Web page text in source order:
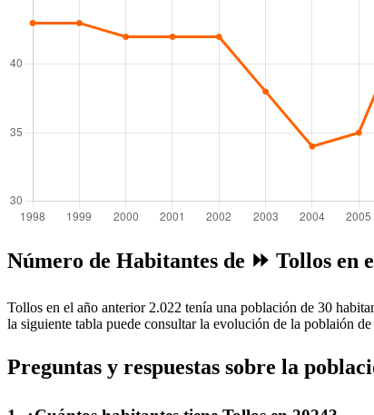
Número de Habitantes de ⏩ Tollos en
Tollos en el año anterior 2.022 tenía una población de 30
la siguiente tabla puede consultar la evolución de la poblaión
Preguntas y respuestas sobre la